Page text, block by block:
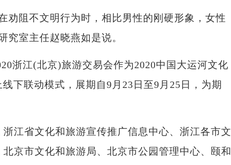
阻不文明行为时，相比男性的刚硬形象，女性
究室主任赵晓燕如是说。
江(北京)旅游交易会作为2020中国大运河文化
下联动模式，展期自9月23日至9月25日，为期
省文化和旅游宣传推广信息中心、浙江各市文
京市文化和旅游局、北京市公园管理中心、颐和